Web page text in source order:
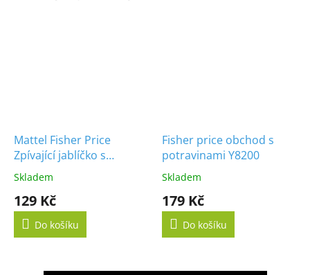
Mattel Fisher Price
Zpívající jablíčko s
překvapením
Skladem
129 Kč
Do košíku
Fisher price obchod s
potravinami Y8200
Skladem
179 Kč
Do košíku